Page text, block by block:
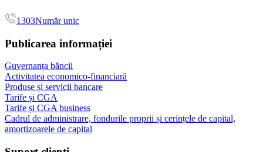
1303Număr unic
Publicarea informației
Guvernanța băncii
Activitatea economico-financiară
Produse și servicii bancare
Tarife și CGA
Tarife și CGA business
Cadrul de administrare, fondurile proprii și cerințele de capital,
amortizoarele de capital